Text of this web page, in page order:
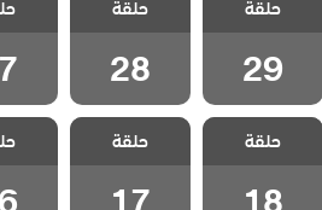
يدي مدبلج
الحلقة 29
حلقة
29
يدي مدبلج
الحلقة 28
حلقة
28
مسلسل لا تترك
يدي مدبلج
الحلقة 18
حلقة
مسلسل لا تترك
يدي مدبلج
الحلقة 17
حلقة
مسلسل